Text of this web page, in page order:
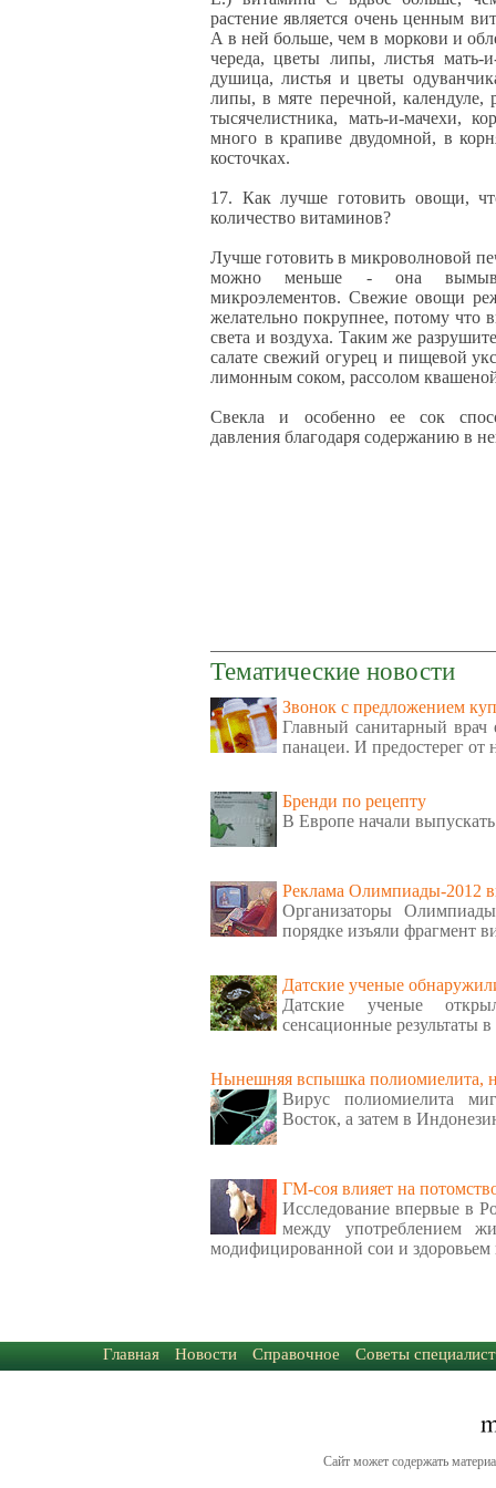
растение является очень ценным
А в ней больше, чем в моркови и
череда, цветы липы, листья мать-
душица, листья и цветы
липы, в мяте перечной, календуле,
тысячелистника, мать-и-мачехи,
много в крапиве двудомной, в
косточках.
17. Как лучше готовить овощи,
количество витаминов?
Лучше готовить в микроволновой
можно меньше - она
микроэлементов. Свежие овощи
желательно покрупнее, потому что
света и воздуха. Таким же
салате свежий огурец и пищевой
лимонным соком, рассолом
Свекла и особенно ее сок
давления благодаря содержанию в
Тематические новости
Звонок с предложением
Главный санитарный врач
панацеи. И предостерег
Бренди по рецепту
В Европе начали
Реклама Олимпиады-2012
Организаторы
порядке изъяли фрагмент
Датские ученые
Датские ученые
сенсационные результаты
Нынешняя вспышка полиомиелита,
Вирус полиомиелита
Восток, а затем в
ГМ-соя влияет на
Исследование впервые в
между употреблением
модифицированной сои и здоровьем
Главная Новости Справочное Советы
Сайт может содержать